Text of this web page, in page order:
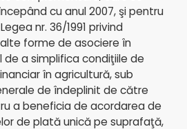
cu anul 2007, şi pentru
nr. 36/1991 privind
forme de asociere în
a simplifica condiţiile de
în agricultură, sub
de îndeplinit de către
a beneficia de acordarea de
de plată unică pe suprafaţă,